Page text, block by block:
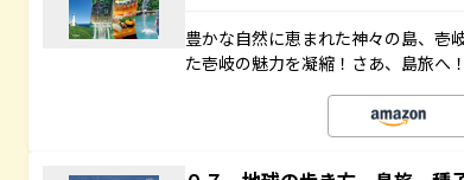
豊かな自然に恵まれた神々の島、壱
た壱岐の魅力を凝縮！さあ、島旅へ！